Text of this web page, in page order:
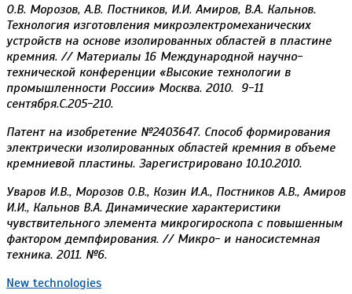
О.В. Морозов, А.В. Постников, И.И. Амиров, В.А. Кальнов.
Технология изготовления микроэлектромеханических
устройств на основе изолированных областей в пластине
кремния. // Материалы 16 Международной научно-
технической конференции «Высокие технологии в
промышленности России» Москва. 2010. 9-11
сентября.С.205-210.
Патент на изобретение №2403647. Способ формирования
электрически изолированных областей кремния в объеме
кремниевой пластины. Зарегистрировано 10.10.2010.
Уваров И.В., Морозов О.В., Козин И.А., Постников А.В., Амиров
И.И., Кальнов В.А. Динамические характеристики
чувствительного элемента микрогироскопа с повышенным
фактором демпфирования. // Микро- и наносистемная
техника. 2011. №6.
2022-
New technologies